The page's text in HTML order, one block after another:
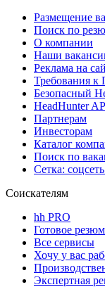
Размещение
Поиск по
О компании
Наши
Реклама на
Требования к
Безопасный
HeadHunter
Партнерам
Инвесторам
Каталог
Поиск по
Сетка:
Соискателям
hh PRO
Готовое
Все сервисы
Хочу у вас
Экспертная